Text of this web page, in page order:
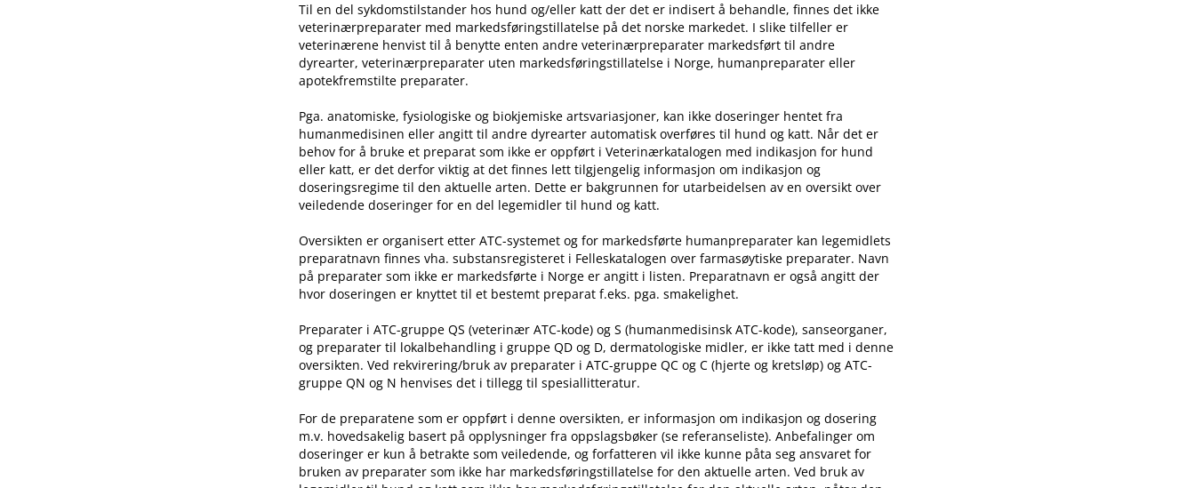
Til en del sykdomstilstander hos hund og​/​eller katt der det er indisert å behandle, finnes det ikke
veterinærpreparater med markedsføringstillatelse på det norske markedet. I slike tilfeller er
veterinærene henvist til å benytte enten andre veterinærpreparater markedsført til andre
dyrearter, veterinærpreparater uten markedsføringstillatelse i Norge, humanpreparater eller
apotekfremstilte preparater.
Pga. anatomiske, fysiologiske og biokjemiske artsvariasjoner, kan ikke doseringer hentet fra
humanmedisinen eller angitt til andre dyrearter automatisk overføres til hund og katt. Når det er
behov for å bruke et preparat som ikke er oppført i Veterinærkatalogen med indikasjon for hund
eller katt, er det derfor viktig at det finnes lett tilgjengelig informasjon om indikasjon og
doseringsregime til den aktuelle arten. Dette er bakgrunnen for utarbeidelsen av en oversikt over
veiledende doseringer for en del legemidler til hund og katt.
Oversikten er organisert etter ATC-systemet og for markedsførte humanpreparater kan legemidlets
preparatnavn finnes vha. substansregisteret i Felleskatalogen over farmasøytiske preparater. Navn
på preparater som ikke er markedsførte i Norge er angitt i listen. Preparatnavn er også angitt der
hvor doseringen er knyttet til et bestemt preparat f.eks. pga. smakelighet.
Preparater i ATC-gruppe QS (veterinær ATC-kode) og S (humanmedisinsk ATC-kode), sanseorganer,
og preparater til lokalbehandling i gruppe QD og D, dermatologiske midler, er ikke tatt med i denne
oversikten. Ved rekvirering​/​bruk av preparater i ATC-gruppe QC og C (hjerte og kretsløp) og ATC-
gruppe QN og N henvises det i tillegg til spesiallitteratur.
For de preparatene som er oppført i denne oversikten, er informasjon om indikasjon og dosering
m.v. hovedsakelig basert på opplysninger fra oppslagsbøker (se referanseliste). Anbefalinger om
doseringer er kun å betrakte som veiledende, og forfatteren vil ikke kunne påta seg ansvaret for
bruken av preparater som ikke har markedsføringstillatelse for den aktuelle arten. Ved bruk av